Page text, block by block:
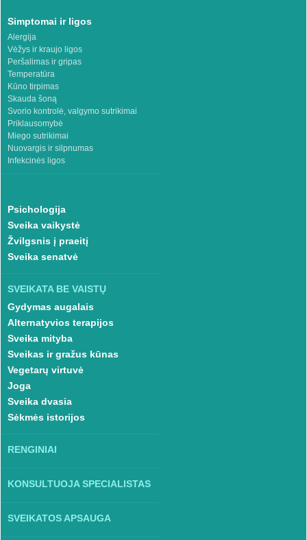
Simptomai ir ligos
Alergija
Vėžys ir kraujo ligos
Peršalimas ir gripas
Temperatūra
Kūno tirpimas
Skauda šoną
Svorio kontrolė, valgymo sutrikimai
Priklausomybė
Miego sutrikimai
Nuovargis ir silpnumas
Infekcinės ligos
Psichologija
Sveika vaikystė
Žvilgsnis į praeitį
Sveika senatvė
SVEIKATA BE VAISTŲ
Gydymas augalais
Alternatyvios terapijos
Sveika mityba
Sveikas ir gražus kūnas
Vegetarų virtuvė
Joga
Sveika dvasia
Sėkmės istorijos
RENGINIAI
KONSULTUOJA SPECIALISTAS
SVEIKATOS APSAUGA